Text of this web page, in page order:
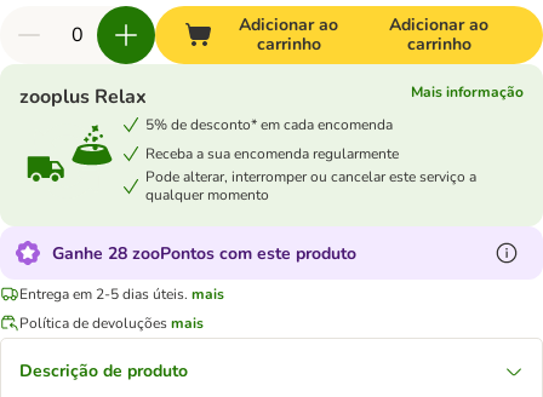
Adicionar ao
carrinho
Adicionar ao
carrinho
zooplus Relax
Mais informação
5% de desconto* em cada encomenda
Receba a sua encomenda regularmente
Pode alterar, interromper ou cancelar este serviço a
qualquer momento
Ganhe 28 zooPontos com este produto
Entrega em 2-5 dias úteis. mais
Política de devoluçõesmais
Descrição de produto